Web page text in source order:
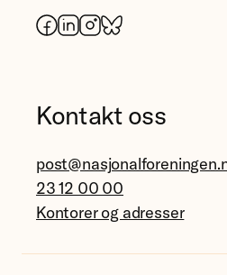
Facebook
LinkedIn
Instagram
Bluesky
Kontakt oss
23 12 00 00
Kontorer og adresser